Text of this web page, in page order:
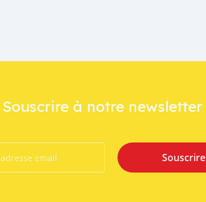
Souscrire à notre newsletter
Souscrire